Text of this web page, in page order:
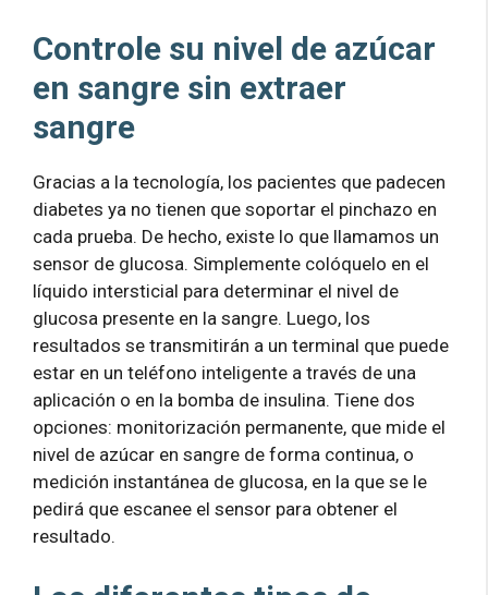
Controle su nivel de azúcar
en sangre sin extraer
sangre
Gracias a la tecnología, los pacientes que padecen
diabetes ya no tienen que soportar el pinchazo en
cada prueba. De hecho, existe lo que llamamos un
sensor de glucosa. Simplemente colóquelo en el
líquido intersticial para determinar el nivel de
glucosa presente en la sangre. Luego, los
resultados se transmitirán a un terminal que puede
estar en un teléfono inteligente a través de una
aplicación o en la bomba de insulina. Tiene dos
opciones: monitorización permanente, que mide el
nivel de azúcar en sangre de forma continua, o
medición instantánea de glucosa, en la que se le
pedirá que escanee el sensor para obtener el
resultado.